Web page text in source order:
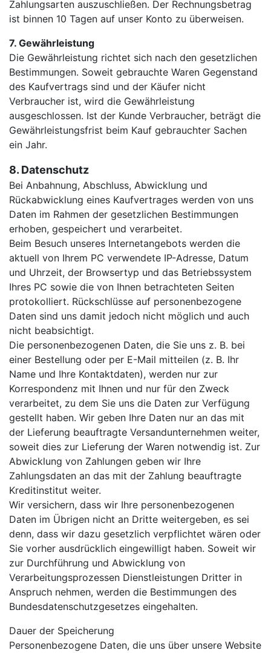
Zahlungsarten auszuschließen. Der Rechnungsbetrag
ist binnen 10 Tagen auf unser Konto zu überweisen.
7. Gewährleistung
Die Gewährleistung richtet sich nach den gesetzlichen
Bestimmungen. Soweit gebrauchte Waren Gegenstand
des Kaufvertrags sind und der Käufer nicht
Verbraucher ist, wird die Gewährleistung
ausgeschlossen. Ist der Kunde Verbraucher, beträgt die
Gewährleistungsfrist beim Kauf gebrauchter Sachen
ein Jahr.
8. Datenschutz
Bei Anbahnung, Abschluss, Abwicklung und
Rückabwicklung eines Kaufvertrages werden von uns
Daten im Rahmen der gesetzlichen Bestimmungen
erhoben, gespeichert und verarbeitet.
Beim Besuch unseres Internetangebots werden die
aktuell von Ihrem PC verwendete IP-Adresse, Datum
und Uhrzeit, der Browsertyp und das Betriebssystem
Ihres PC sowie die von Ihnen betrachteten Seiten
protokolliert. Rückschlüsse auf personenbezogene
Daten sind uns damit jedoch nicht möglich und auch
nicht beabsichtigt.
Die personenbezogenen Daten, die Sie uns z. B. bei
einer Bestellung oder per E-Mail mitteilen (z. B. Ihr
Name und Ihre Kontaktdaten), werden nur zur
Korrespondenz mit Ihnen und nur für den Zweck
verarbeitet, zu dem Sie uns die Daten zur Verfügung
gestellt haben. Wir geben Ihre Daten nur an das mit
der Lieferung beauftragte Versandunternehmen weiter,
soweit dies zur Lieferung der Waren notwendig ist. Zur
Abwicklung von Zahlungen geben wir Ihre
Zahlungsdaten an das mit der Zahlung beauftragte
Kreditinstitut weiter.
Wir versichern, dass wir Ihre personenbezogenen
Daten im Übrigen nicht an Dritte weitergeben, es sei
denn, dass wir dazu gesetzlich verpflichtet wären oder
Sie vorher ausdrücklich eingewilligt haben. Soweit wir
zur Durchführung und Abwicklung von
Verarbeitungsprozessen Dienstleistungen Dritter in
Anspruch nehmen, werden die Bestimmungen des
Bundesdatenschutzgesetzes eingehalten.
Dauer der Speicherung
Personenbezogene Daten, die uns über unsere Website